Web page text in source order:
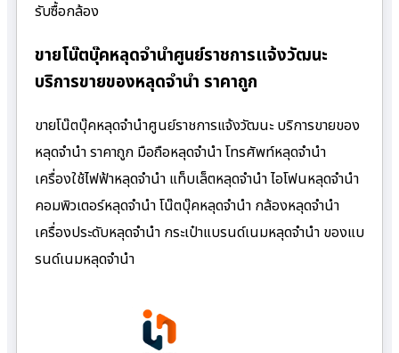
รับซื้อกล้อง
ขายโน๊ตบุ๊คหลุดจำนำศูนย์ราชการแจ้งวัฒนะ
บริการขายของหลุดจำนำ ราคาถูก
ขายโน๊ตบุ๊คหลุดจำนำศูนย์ราชการแจ้งวัฒนะ บริการขายของ
หลุดจำนำ ราคาถูก มือถือหลุดจำนำ โทรศัพท์หลุดจำนำ
เครื่องใช้ไฟฟ้าหลุดจำนำ แท็บเล็ตหลุดจำนำ ไอโฟนหลุดจำนำ
คอมพิวเตอร์หลุดจำนำ โน๊ตบุ๊คหลุดจำนำ กล้องหลุดจำนำ
เครื่องประดับหลุดจำนำ กระเป๋าแบรนด์เนมหลุดจำนำ ของแบ
รนด์เนมหลุดจำนำ